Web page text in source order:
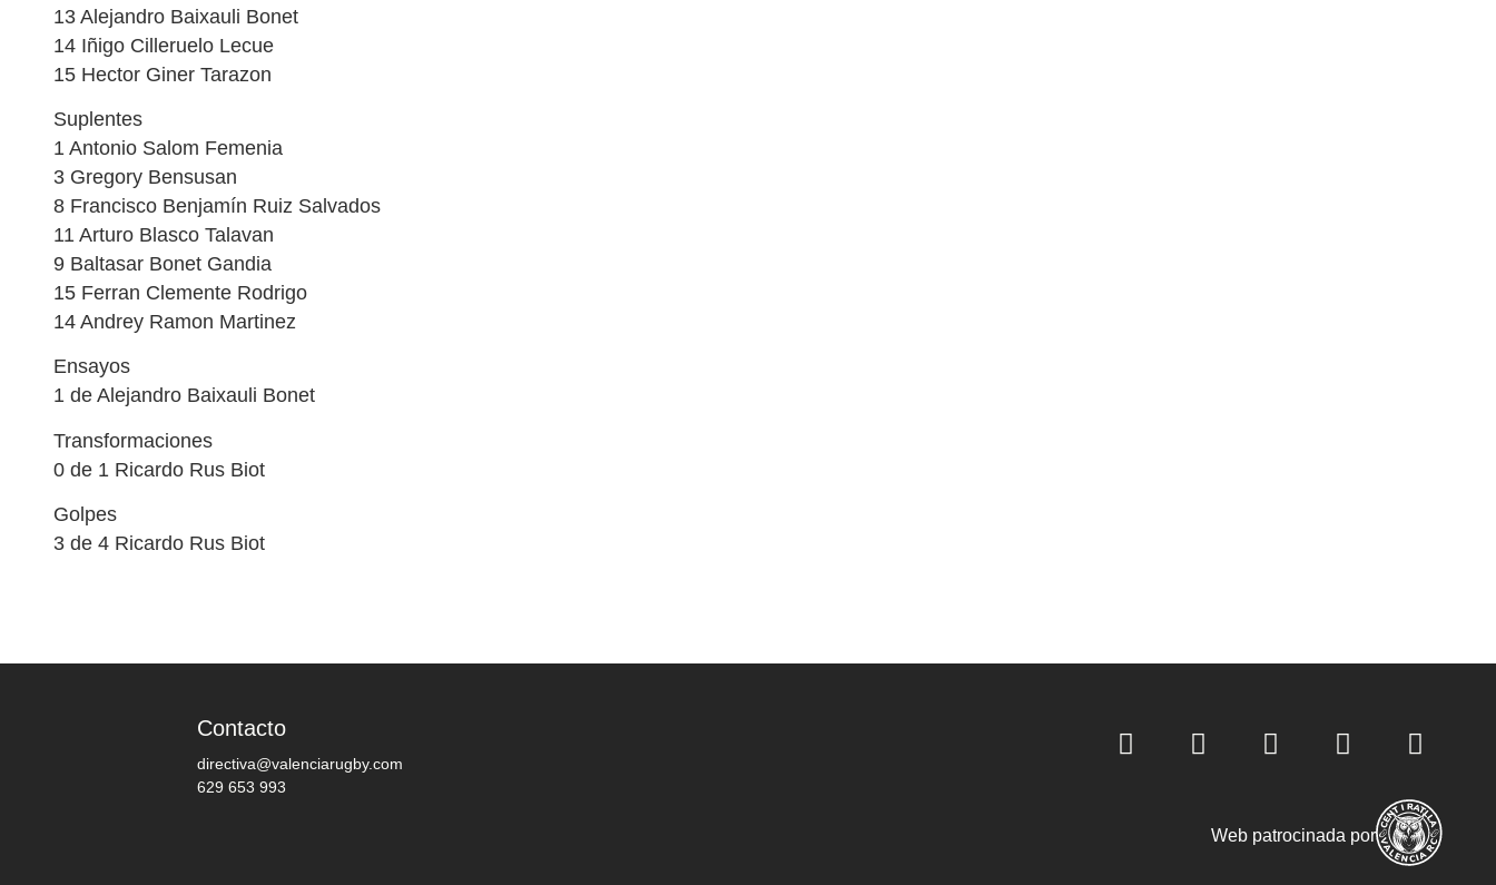
13 Alejandro Baixauli Bonet
14 Iñigo Cilleruelo Lecue
15 Hector Giner Tarazon
Suplentes
1 Antonio Salom Femenia
3 Gregory Bensusan
8 Francisco Benjamín Ruiz Salvados
11 Arturo Blasco Talavan
9 Baltasar Bonet Gandia
15 Ferran Clemente Rodrigo
14 Andrey Ramon Martinez
Ensayos
1 de Alejandro Baixauli Bonet
Transformaciones
0 de 1 Ricardo Rus Biot
Golpes
3 de 4 Ricardo Rus Biot
Contacto
directiva@valenciarugby.com
629 653 993
Web patrocinada por